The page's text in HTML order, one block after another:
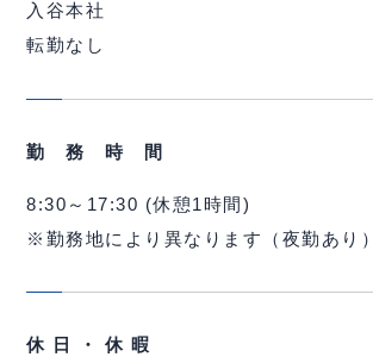
入谷本社
転勤なし
勤 務 時 間
8:30～17:30 (休憩1時間)
※勤務地により異なります（夜勤あり）
休 日 ・ 休 暇